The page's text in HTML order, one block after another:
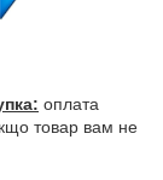
оплата
товар вам не